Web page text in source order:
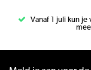
Vanaf 1 juli kun